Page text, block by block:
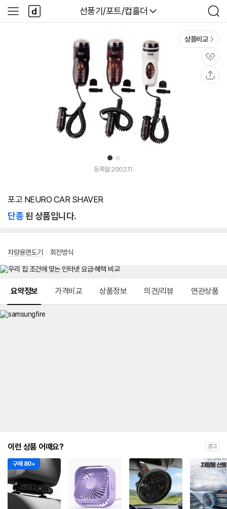
다나와
선풍기/포트/컵홀더
검
색
사
이
다
나
와
1 2
상품비교
관
심
등록월 2002.11.
포고 NEURO CAR SHAVER
단종된 상품입니다.
차량용면도기 / 회전방식
요약정보 가격비교 상품정보 의견/리뷰 연관상품
이런 상품 어때요? 광고
구매 80+